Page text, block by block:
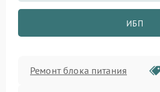
ИБП
Ремонт блока питания